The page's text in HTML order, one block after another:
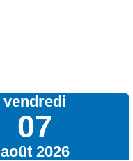
vendredi
07
août 2026